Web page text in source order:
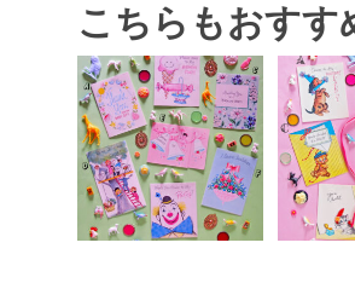
こちらもおすす
¥440 ¥